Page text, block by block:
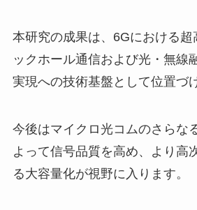
本研究の成果は、6Gにおける
ックホール通信および光・無線
実現への技術基盤として位置づ
今後はマイクロ光コムのさらな
よって信号品質を高め、より高
る大容量化が視野に入ります。